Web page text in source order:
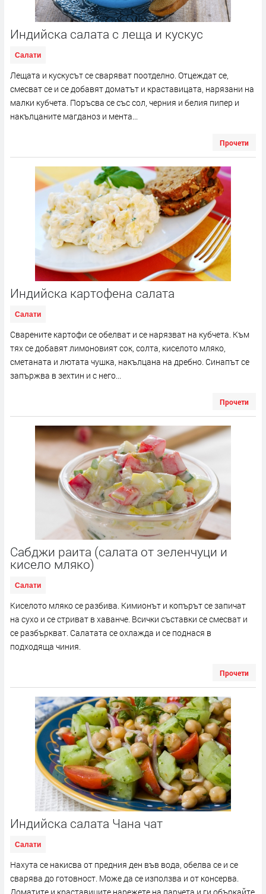
Индийска салата с леща и кускус
Салати
Лещата и кускусът се сваряват поотделно. Отцеждат се,
смесват се и се добавят доматът и краставицата, нарязани на
малки кубчета. Поръсва се със сол, черния и белия пипер и
накълцаните магданоз и мента...
Прочети
Индийска картофена салата
Салати
Сварените картофи се обелват и се нарязват на кубчета. Към
тях се добавят лимоновият сок, солта, киселото мляко,
сметаната и лютата чушка, накълцана на дребно. Синапът се
запържва в зехтин и с него...
Прочети
Сабджи раита (салата от зеленчуци и
кисело мляко)
Салати
Киселото мляко се разбива. Кимионът и копърът се запичат
на сухо и се стриват в хаванче. Всички съставки се смесват и
се разбъркват. Салатата се охлажда и се поднася в
подходяща чиния.
Прочети
Индийска салата Чана чат
Салати
Нахута се накисва от предния ден във вода, обелва се и се
сварява до готовност. Може да се използва и от консерва.
Доматите и краставиците нарежете на парчета и ги объркайте